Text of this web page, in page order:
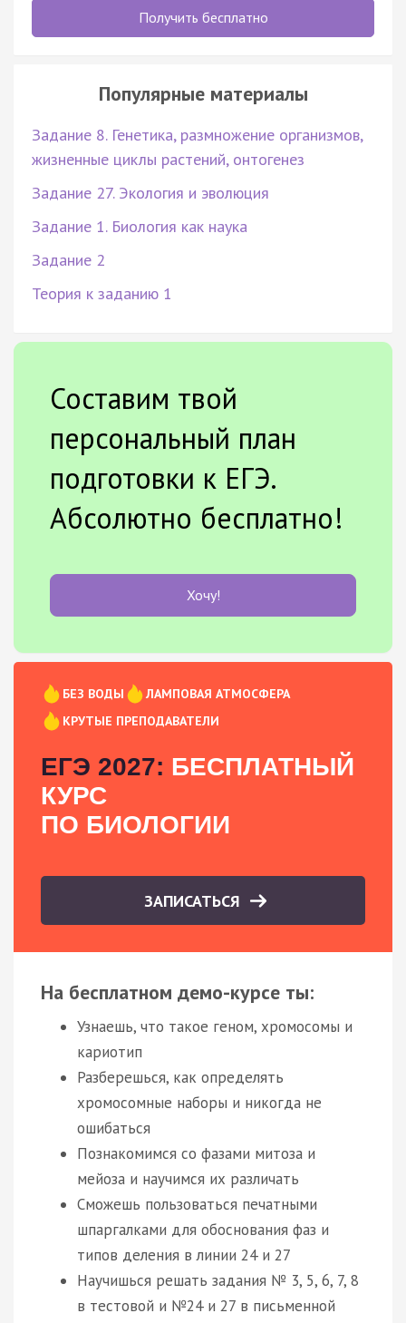
Получить бесплатно
Популярные материалы
Задание 8. Генетика, размножение организмов,
жизненные циклы растений, онтогенез
Задание 27. Экология и эволюция
Задание 1. Биология как наука
Задание 2
Теория к заданию 1
Составим твой
персональный план
подготовки к ЕГЭ.
Абсолютно бесплатно!
Хочу!
БЕЗ ВОДЫ
ЛАМПОВАЯ АТМОСФЕРА
КРУТЫЕ ПРЕПОДАВАТЕЛИ
ЕГЭ 2027: БЕСПЛАТНЫЙ
КУРС
ПО БИОЛОГИИ
ЗАПИСАТЬСЯ
На бесплатном демо-курсе ты:
Узнаешь, что такое геном, хромосомы и
кариотип
Разберешься, как определять
хромосомные наборы и никогда не
ошибаться
Познакомимся со фазами митоза и
мейоза и научимся их различать
Сможешь пользоваться печатными
шпаргалками для обоснования фаз и
типов деления в линии 24 и 27
Научишься решать задания № 3, 5, 6, 7, 8
в тестовой и №24 и 27 в письменной